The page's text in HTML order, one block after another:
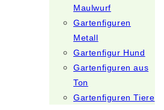
Maulwurf
Gartenfiguren
Metall
Gartenfigur Hund
Gartenfiguren aus
Ton
Gartenfiguren Tiere